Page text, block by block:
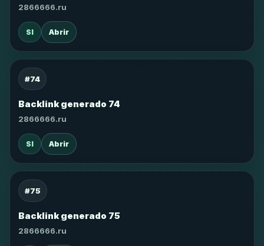
2866666.ru
SI Abrir
#74
Backlink generado 74
2866666.ru
SI Abrir
#75
Backlink generado 75
2866666.ru